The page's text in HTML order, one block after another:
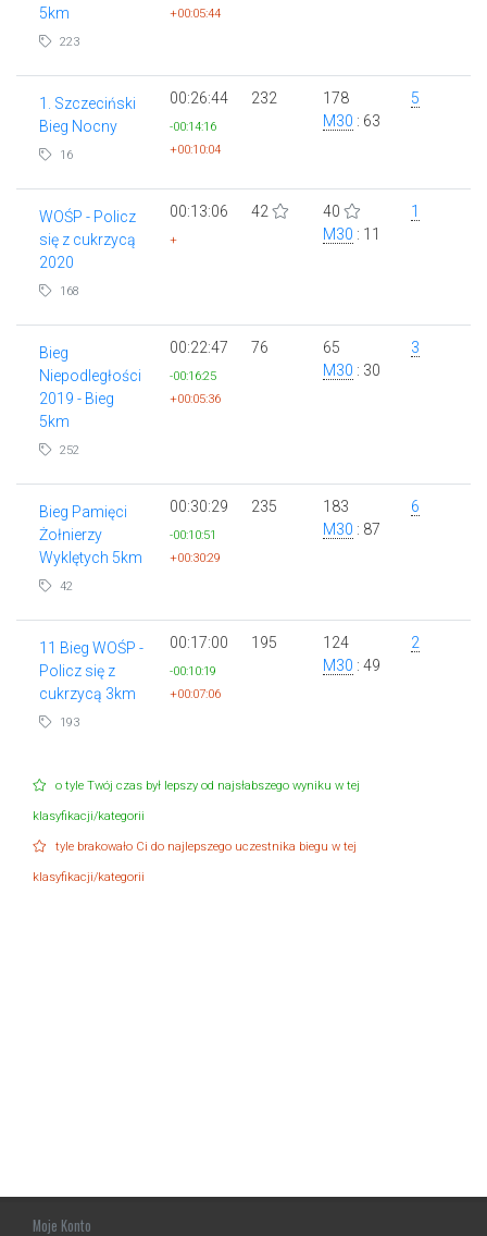
5km
223
+00:05:44
1. Szczeciński
Bieg Nocny
16
00:26:44
-00:14:16
+00:10:04
232
178
M30 : 63
5
WOŚP - Policz
się z cukrzycą
2020
168
00:13:06
+
42
40
M30 : 11
1
Bieg
Niepodległości
2019 - Bieg
5km
252
00:22:47
-00:16:25
+00:05:36
76
65
M30 : 30
3
Bieg Pamięci
Żołnierzy
Wyklętych 5km
42
00:30:29
-00:10:51
+00:30:29
235
183
M30 : 87
6
11 Bieg WOŚP -
Policz się z
cukrzycą 3km
193
00:17:00
-00:10:19
+00:07:06
195
124
M30 : 49
2
o tyle Twój czas był lepszy od najsłabszego wyniku w tej
klasyfikacji/kategorii
tyle brakowało Ci do najlepszego uczestnika biegu w tej
klasyfikacji/kategorii
Moje Konto